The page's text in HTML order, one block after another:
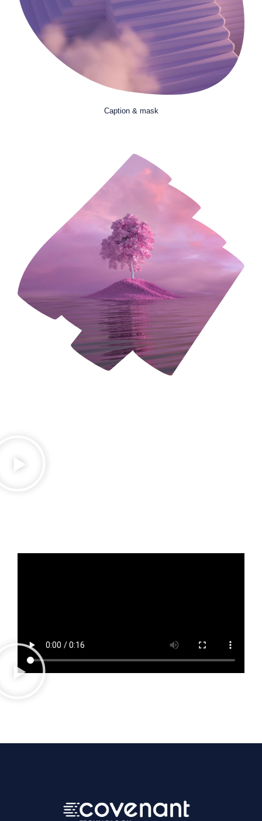
Caption & mask